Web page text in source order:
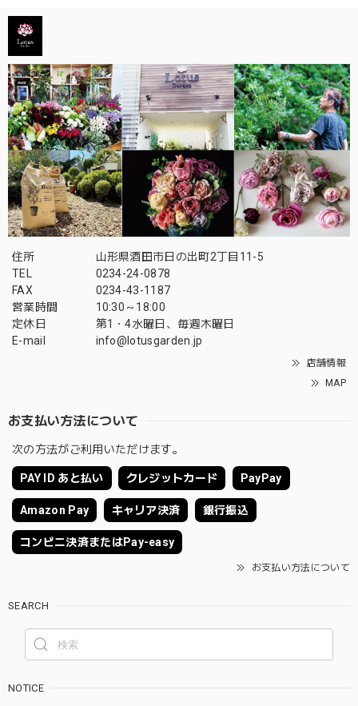
住所
山形県酒田市日の出町2丁目11-5
TEL
0234-24-0878
FAX
0234-43-1187
営業時間
10:30～18:00
定休日
第1・4水曜日、毎週木曜日
E-mail
info@lotusgarden.jp
店舗情報
MAP
お支払い方法について
次の方法がご利用いただけます。
PAY ID あと払い クレジットカード PayPay
Amazon Pay キャリア決済 銀行振込
コンビニ決済またはPay-easy
お支払い方法について
SEARCH
NOTICE